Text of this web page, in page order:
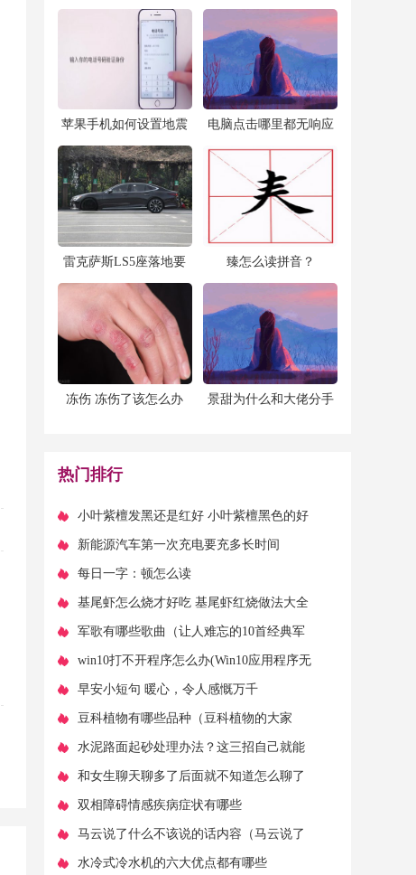
思？男生很下头的行为 锅贡菜煮多久
​苹果手机如何设置地震
预警(iphone14自带地震
警报怎么开)
​电脑点击哪里都无响应
怎么办(电脑卡死了,鼠
标也用不了了咋办)
​雷克萨斯LS5座落地要
多少钱？雷克萨斯LS官
方价
​臻怎么读拼音？
​冻伤 冻伤了该怎么办 ​景甜为什么和大佬分手
热门排行
​小叶紫檀发黑还是红好 小叶紫檀黑色的好
还是红色的好
​新能源汽车第一次充电要充多长时间
​每日一字：顿怎么读
​基尾虾怎么烧才好吃 基尾虾红烧做法大全
​军歌有哪些歌曲（让人难忘的10首经典军
旅歌曲，看看有没有你喜欢的！）
​win10打不开程序怎么办(Win10应用程序无
法正常启动(0xc0000142) 问题解决方
​早安小短句 暖心，令人感慨万千
​豆科植物有哪些品种（豆科植物的大家
族，有哪些品种？）
​水泥路面起砂处理办法？这三招自己就能
修好，太实用了
​和女生聊天聊多了后面就不知道怎么聊了
​双相障碍情感疾病症状有哪些
​马云说了什么不该说的话内容（马云说了
什么不该说的话-）
​水冷式冷水机的六大优点都有哪些